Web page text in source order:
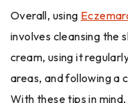
Overall, using
involves cleansing the
cream, using it
areas, and following a
With these tips in